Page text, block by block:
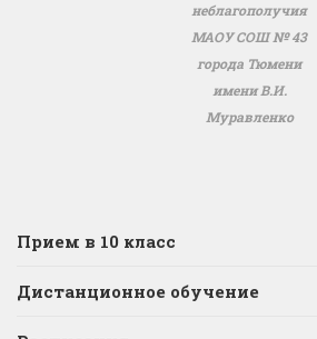
неблагополучия
МАОУ СОШ № 43
города Тюмени
имени В.И.
Муравленко
Прием в 10 класс
Дистанционное обучение